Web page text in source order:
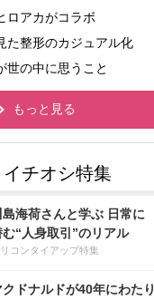
ロアカがコラボ
た整形のカジュアル化
世の中に思うこと
もっと見る
島海荷さんと学ぶ 日常に
む“人身取引”のリアル
コンタイアップ特集
クドナルドが40年にわたり